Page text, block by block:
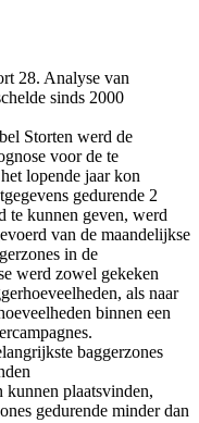
28. Analyse van
sinds 2000
Storten werd de
voor de te
lopende jaar kon
gedurende 2
te kunnen geven, werd
van de maandelijkse
in de
werd zowel gekeken
als naar
binnen een
baggerzones
kunnen plaatsvinden,
gedurende minder dan